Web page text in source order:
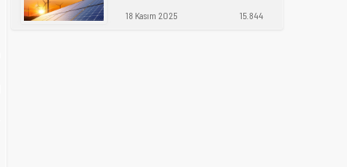
18 Kasım 2025 15.844